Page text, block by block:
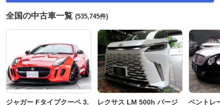
全国の中古車一覧 (535,745件)
ジャガー Fタイプクーペ 3.
レクサス LM 500h バージ
ベントレ